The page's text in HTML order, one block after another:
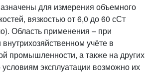
для измерения объемного
вязкостью от 6,0 до 60 сСт
Область применения – при
учёте в
промышленности, а также на других
условиям эксплуатации возможно их